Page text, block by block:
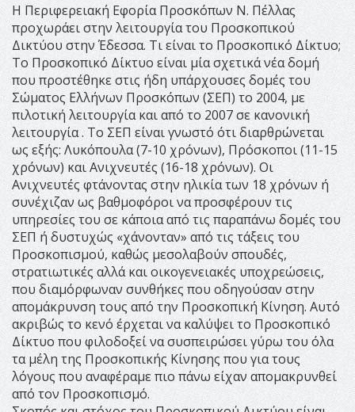
Η Περιφερειακή Εφορία Προσκόπων Ν. Πέλλας
προχωράει στην λειτουργία του Προσκοπικού
Δικτύου στην Έδεσσα. Τι είναι το Προσκοπικό Δίκτυο;
Το Προσκοπικό Δίκτυο είναι μία σχετικά νέα δομή
που προστέθηκε στις ήδη υπάρχουσες δομές του
Σώματος Ελλήνων Προσκόπων (ΣΕΠ) το 2004, με
πιλοτική λειτουργία και από το 2007 σε κανονική
λειτουργία . Το ΣΕΠ είναι γνωστό ότι διαρθρώνεται
ως εξής: Λυκόπουλα (7-10 χρόνων), Πρόσκοποι (11-15
χρόνων) και Ανιχνευτές (16-18 χρόνων). Οι
Ανιχνευτές φτάνοντας στην ηλικία των 18 χρόνων ή
συνέχιζαν ως βαθμοφόροι να προσφέρουν τις
υπηρεσίες του σε κάποια από τις παραπάνω δομές του
ΣΕΠ ή δυστυχώς «χάνονταν» από τις τάξεις του
Προσκοπισμού, καθώς μεσολαβούν σπουδές,
στρατιωτικές αλλά και οικογενειακές υποχρεώσεις,
που διαμόρφωναν συνθήκες που οδηγούσαν στην
απομάκρυνση τους από την Προσκοπική Κίνηση. Αυτό
ακριβώς το κενό έρχεται να καλύψει το Προσκοπικό
Δίκτυο που φιλοδοξεί να συσπειρώσει γύρω του όλα
τα μέλη της Προσκοπικής Κίνησης που για τους
λόγους που αναφέραμε πιο πάνω είχαν απομακρυνθεί
από τον Προσκοπισμό.